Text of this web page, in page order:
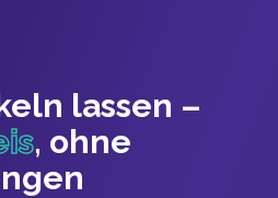
lassen –
, ohne